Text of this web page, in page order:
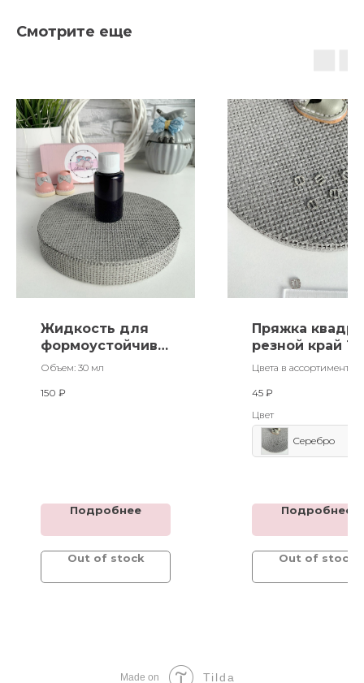
Смотрите еще
Жидкость для
формоустойчиво
сти
Объем: 30 мл
150 ₽
Подробнее
Out of stock
Пряжка
резной край 10
шт
Цвета в ассортименте
45 ₽
Цвет
Серебро
Подробнее
Out of stock
Made on Tilda